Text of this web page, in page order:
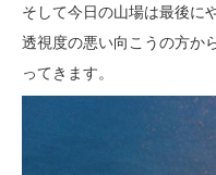
そして今日の山場は最後に
透視度の悪い向こうの方か
ってきます。